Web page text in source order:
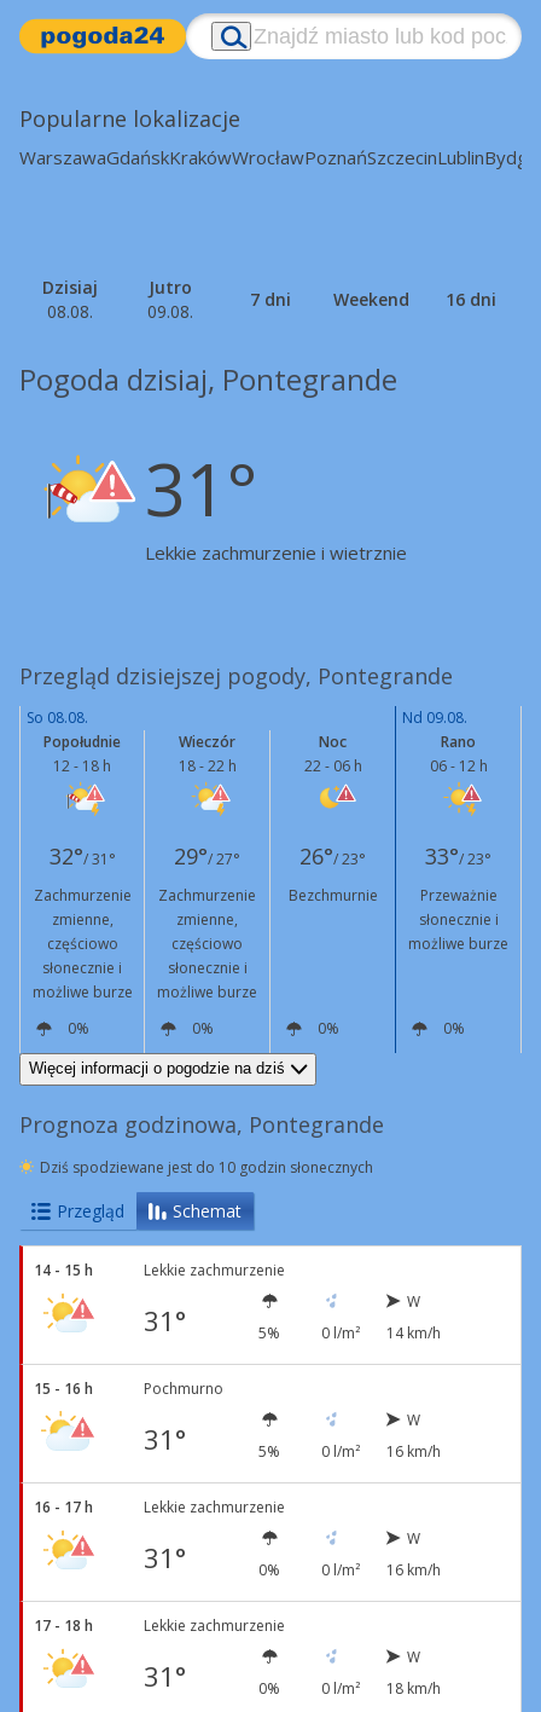
Popularne lokalizacje
WarszawaGdańskKrakówWrocławPoznańSzczecinLublin
Dzisiaj
08.08.
Jutro
09.08.
7 dni Weekend 16 dni
Pogoda dzisiaj, Pontegrande
31°
Lekkie zachmurzenie i wietrznie
Przegląd dzisiejszej pogody, Pontegrande
So 08.08.
Nd 09.08.
Popołudnie
12 - 18 h
Wieczór
18 - 22 h
Noc
22 - 06 h
Rano
06 - 12 h
32°/ 31° 29°/ 27° 26°/ 23° 33°/ 23°
Zachmurzenie
zmienne,
częściowo
słonecznie i
możliwe burze
Zachmurzenie
zmienne,
częściowo
słonecznie i
możliwe burze
Bezchmurnie
Przeważnie
słonecznie i
możliwe burze
0% 0% 0%
0%
W
18 km/h
Podmuchy
44 km/h W
15 km/h
Więcej informacji o pogodzie na dziś
Prognoza godzinowa, Pontegrande
Dziś spodziewane jest do 10 godzin słonecznych
Przegląd Schemat
14 - 15 h Lekkie zachmurzenie
31° 5% 0 l/m²
W
14 km/h
15 - 16 h Pochmurno
31° 5% 0 l/m²
W
16 km/h
16 - 17 h Lekkie zachmurzenie
31° 0% 0 l/m²
W
16 km/h
17 - 18 h Lekkie zachmurzenie
31° 0% 0 l/m²
W
18 km/h